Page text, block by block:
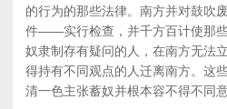
的行为的那些法律。南方并对鼓
件——实行检查，并千方百计使那
奴隶制存有疑问的人，在南方无法
得持有不同观点的人迁离南方。这
清一色主张蓄奴并根本容不得不同